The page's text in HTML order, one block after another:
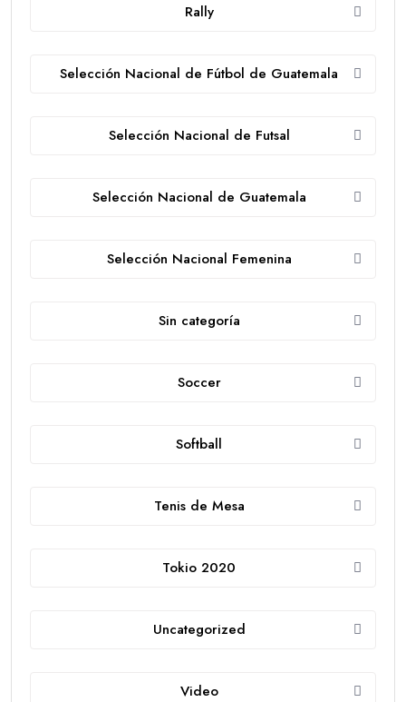
Rally
Selección Nacional de Fútbol de Guatemala
Selección Nacional de Futsal
Selección Nacional de Guatemala
Selección Nacional Femenina
Sin categoría
Soccer
Softball
Tenis de Mesa
Tokio 2020
Uncategorized
Video